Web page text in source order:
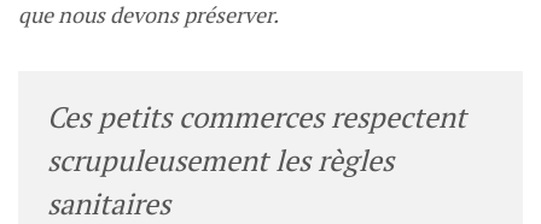
que nous devons préserver.
Ces petits commerces respectent
scrupuleusement les règles
sanitaires